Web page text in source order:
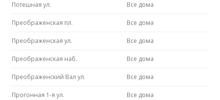
Потешная ул. Все дома
Преображенская пл. Все дома
Преображенская ул. Все дома
Преображенская наб. Все дома
Преображенский Вал ул. Все дома
Прогонная 1-я ул. Все дома